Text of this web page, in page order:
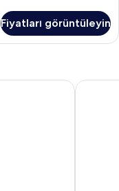
Fiyatları görüntüleyin
Eco